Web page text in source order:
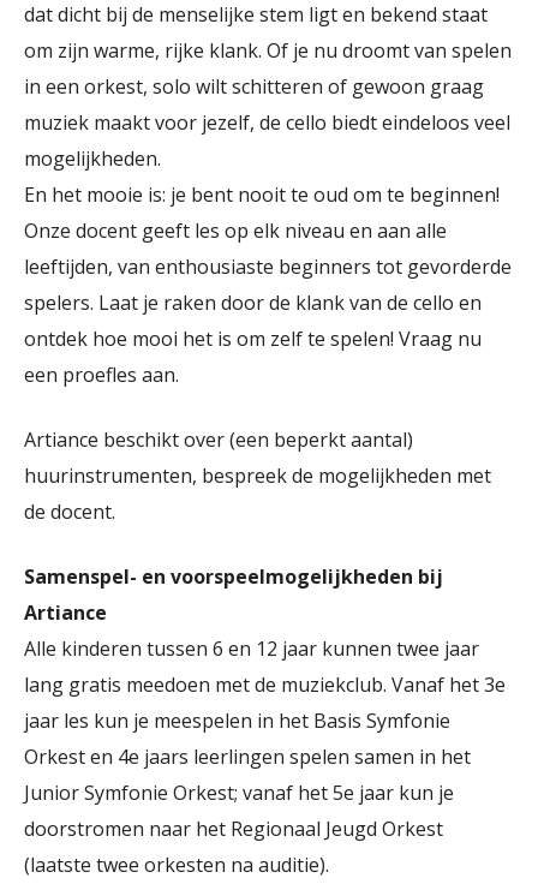
dat dicht bij de menselijke stem ligt en bekend staat
om zijn warme, rijke klank. Of je nu droomt van spelen
in een orkest, solo wilt schitteren of gewoon graag
muziek maakt voor jezelf, de cello biedt eindeloos veel
mogelijkheden.
En het mooie is: je bent nooit te oud om te beginnen!
Onze docent geeft les op elk niveau en aan alle
leeftijden, van enthousiaste beginners tot gevorderde
spelers. Laat je raken door de klank van de cello en
ontdek hoe mooi het is om zelf te spelen! Vraag nu
een proefles aan.
Artiance beschikt over (een beperkt aantal)
huurinstrumenten, bespreek de mogelijkheden met
de docent.
Samenspel- en voorspeelmogelijkheden bij
Artiance
Alle kinderen tussen 6 en 12 jaar kunnen twee jaar
lang gratis meedoen met de muziekclub. Vanaf het 3e
jaar les kun je meespelen in het Basis Symfonie
Orkest en 4e jaars leerlingen spelen samen in het
Junior Symfonie Orkest; vanaf het 5e jaar kun je
doorstromen naar het Regionaal Jeugd Orkest
(laatste twee orkesten na auditie).